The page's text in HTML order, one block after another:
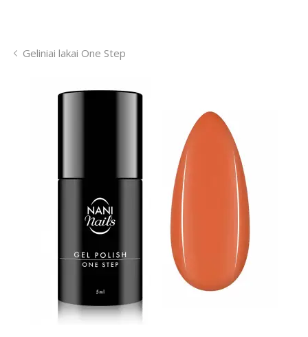
Geliniai lakai One Step